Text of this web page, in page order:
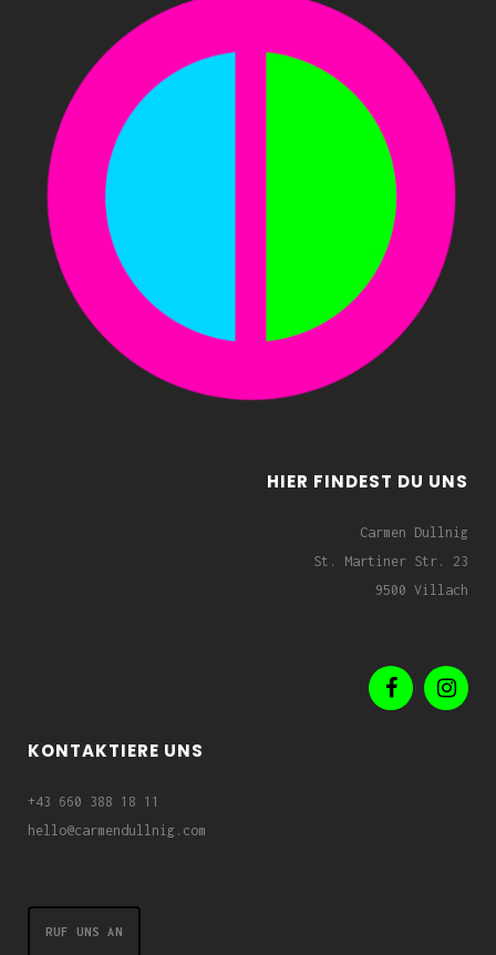
HIER FINDEST DU UNS
Carmen Dullnig
St. Martiner Str. 23
9500 Villach
KONTAKTIERE UNS
+43 660 388 18 11
hello@carmendullnig.com
RUF UNS AN